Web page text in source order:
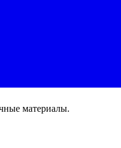
материалы.